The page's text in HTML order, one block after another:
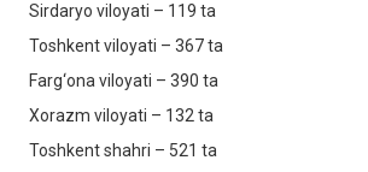
Sirdaryo viloyati – 119 ta
Toshkent viloyati – 367 ta
Farg‘ona viloyati – 390 ta
Xorazm viloyati – 132 ta
Toshkent shahri – 521 ta